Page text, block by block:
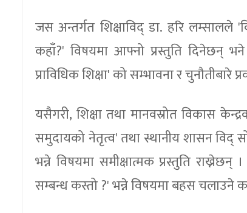
जस अन्तर्गत शिक्षाविद् डा. हरि लम्सालले
कहाँ?' विषयमा आफ्नो प्रस्तुति दिनेछन् भने
प्राविधिक शिक्षा' को सम्भावना र चुनौतीबारे
यसैगरी, शिक्षा तथा मानवस्रोत विकास
समुदायको नेतृत्व' तथा स्थानीय शासन विद्
भन्ने विषयमा समीक्षात्मक प्रस्तुति
सम्बन्ध कस्तो ?' भन्ने विषयमा बहस चलाउने